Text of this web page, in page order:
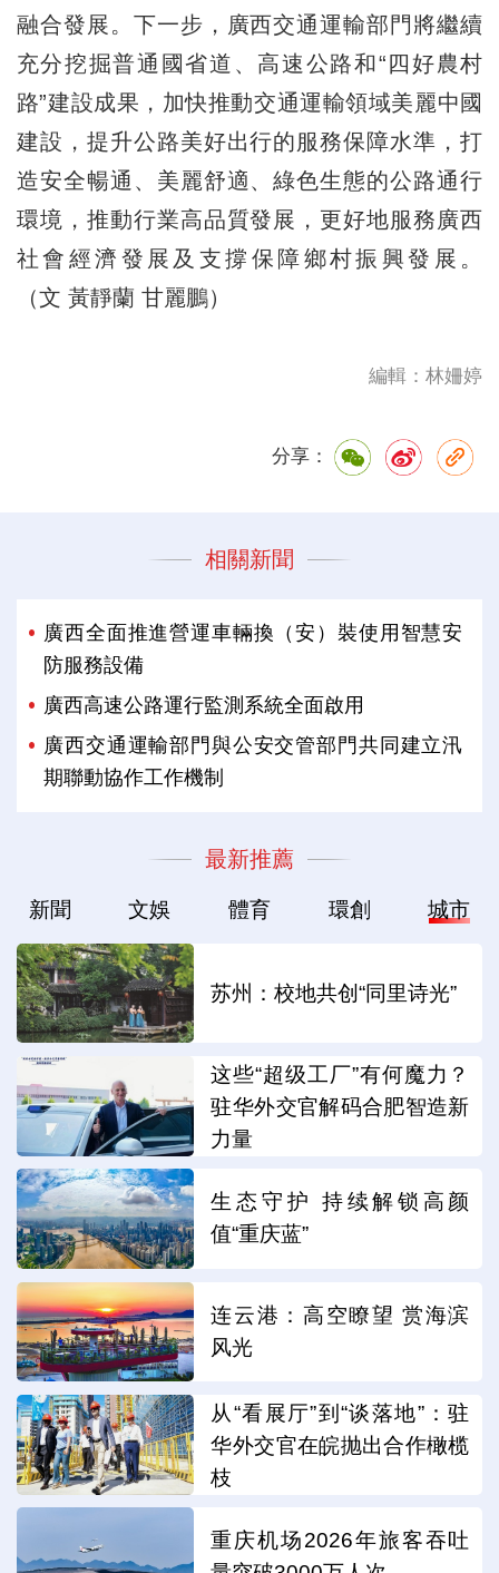
融合發展。下一步，廣西交通運輸部門將繼續
充分挖掘普通國省道、高速公路和“四好農村
路”建設成果，加快推動交通運輸領域美麗中國
建設，提升公路美好出行的服務保障水準，打
造安全暢通、美麗舒適、綠色生態的公路通行
環境，推動行業高品質發展，更好地服務廣西
社會經濟發展及支撐保障鄉村振興發展。
（文 黃靜蘭 甘麗鵬）
編輯：林姍婷
分享：
相關新聞
廣西全面推進營運車輛換（安）裝使用智慧安
防服務設備
廣西高速公路運行監測系統全面啟用
廣西交通運輸部門與公安交管部門共同建立汛
期聯動協作工作機制
最新推薦
新聞 文娛 體育 環創 城市
苏州：校地共创“同里诗光”
这些“超级工厂”有何魔力？
驻华外交官解码合肥智造新
力量
生态守护 持续解锁高颜
值“重庆蓝”
连云港：高空瞭望 赏海滨
风光
从“看展厅”到“谈落地”：驻
华外交官在皖抛出合作橄榄
枝
重庆机场2026年旅客吞吐